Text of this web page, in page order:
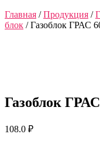
Главная /Продукция /
блок / Газоблок ГРАС
Газоблок
108.0 ₽